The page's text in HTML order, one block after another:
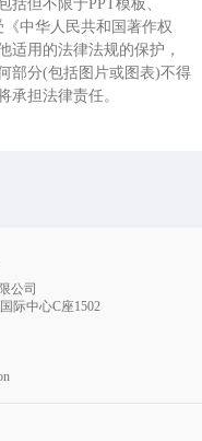
但不限于PPT模板、
中华人民共和国著作权
适用的法律法规的保护，
部分(包括图片或图表)不得
承担法律责任。
公司
际中心C座1502